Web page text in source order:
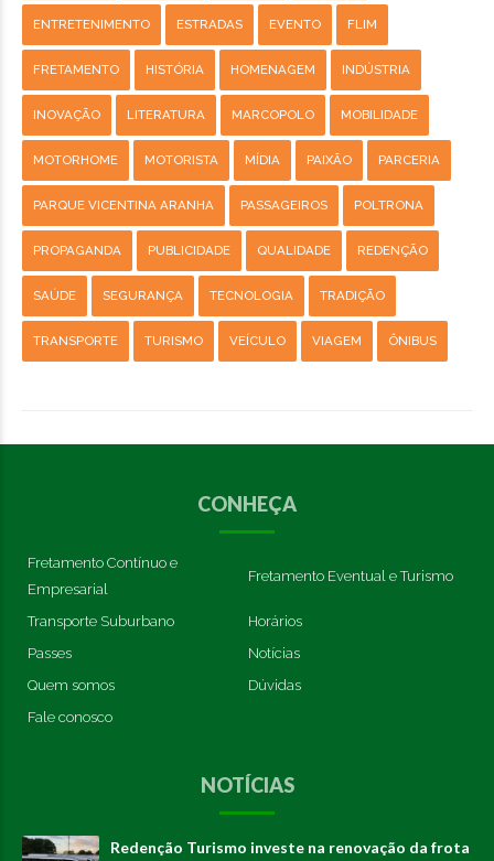
ENTRETENIMENTO ESTRADAS EVENTO FLIM
FRETAMENTO HISTÓRIA HOMENAGEM INDÚSTRIA
INOVAÇÃO LITERATURA MARCOPOLO MOBILIDADE
MOTORHOME MOTORISTA MÍDIA PAIXÃO PARCERIA
PARQUE VICENTINA ARANHA PASSAGEIROS POLTRONA
PROPAGANDA PUBLICIDADE QUALIDADE REDENÇÃO
SAÚDE SEGURANÇA TECNOLOGIA TRADIÇÃO
TRANSPORTE TURISMO VEÍCULO VIAGEM ÔNIBUS
CONHEÇA
Fretamento Contínuo e
Empresarial
Fretamento Eventual e Turismo
Transporte Suburbano
Horários
Passes
Notícias
Quem somos
Dúvidas
Fale conosco
NOTÍCIAS
Redenção Turismo investe na renovação da frota